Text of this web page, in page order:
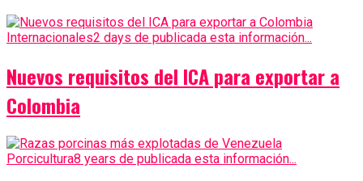
Internacionales2 days de publicada esta información...
Nuevos requisitos del ICA para exportar a
Colombia
Porcicultura8 years de publicada esta información...